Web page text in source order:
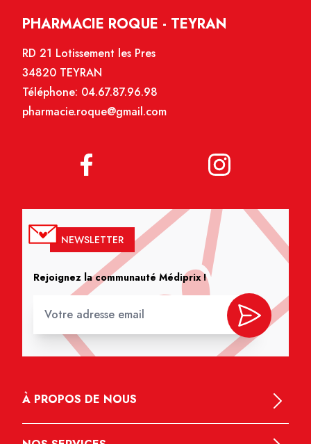
PHARMACIE ROQUE - TEYRAN
RD 21 Lotissement les Pres
34820 TEYRAN
Téléphone: 04.67.87.96.98
pharmacie.roque@gmail.com
NEWSLETTER
Rejoignez la communauté Médiprix !
À PROPOS DE NOUS